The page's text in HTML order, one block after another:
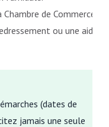
de Commerce
ou une aide
(dates de
jamais une seule